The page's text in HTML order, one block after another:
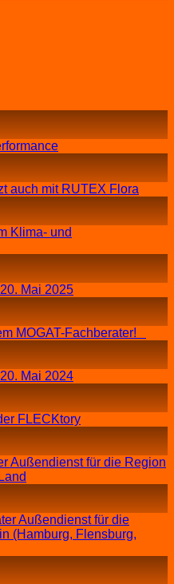
auch mit RUTEX Flora
Klima- und
Mai 2025
MOGAT-Fachberater!
Mai 2024
FLECKtory
Außendienst für die Region
Außendienst für die
(Hamburg, Flensburg,